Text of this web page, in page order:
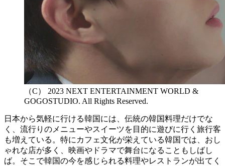
（C） 2023 NEXT ENTERTAINMENT WORLD &
GOGOSTUDIO. All Rights Reserved.
日本から気軽に行ける韓国には、伝統の韓国料理だけでな
く、流行りのメニューやスイーツを目的に遊びに行く旅行客
も増えている。特にカフェ文化が栄えている韓国では、おし
ゃれな店が多く、映画やドラマで舞台になることもしばし
ば。そこで韓国の今を感じられる料理やレストランが出てく